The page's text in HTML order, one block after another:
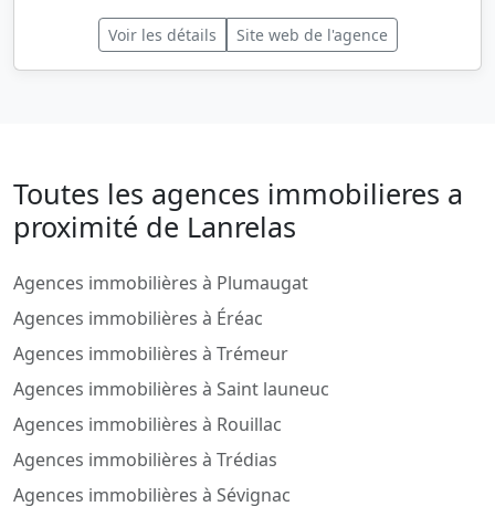
Voir les détails Site web de l'agence
Toutes les agences immobilieres a
proximité de Lanrelas
Agences immobilières à Plumaugat
Agences immobilières à Éréac
Agences immobilières à Trémeur
Agences immobilières à Saint launeuc
Agences immobilières à Rouillac
Agences immobilières à Trédias
Agences immobilières à Sévignac